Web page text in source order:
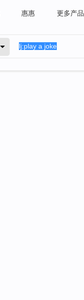
惠惠 更多产品